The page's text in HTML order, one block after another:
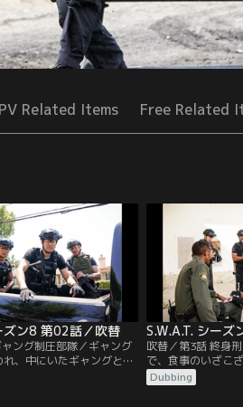
Related Items Free Related
ズン8 第02話／吹替
ング制圧部隊／ギャング
、中にいたギャングと目
殺される。ロサンゼルス
グ制圧部隊の一人、ヴィ
S.W.A.T. シー
吹替／第3話 終身
で、食事のいざこ
囚人仲間と看守を
S.W.A.T.が出動し事
Dubbing